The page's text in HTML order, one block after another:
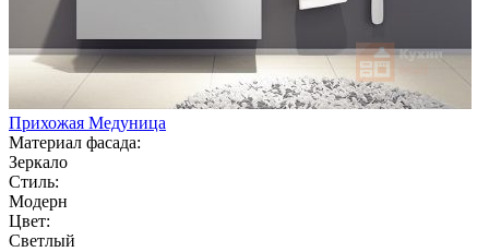
Прихожая Медуница
Материал фасада:
Зеркало
Стиль:
Модерн
Цвет:
Светлый